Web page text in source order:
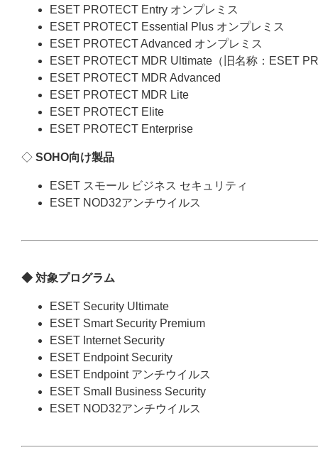
ESET PROTECT Entry オンプレミス
ESET PROTECT Essential Plus オンプレミス
ESET PROTECT Advanced オンプレミス
ESET PROTECT MDR Ultimate（旧名称：ESET
ESET PROTECT MDR Advanced
ESET PROTECT MDR Lite
ESET PROTECT Elite
ESET PROTECT Enterprise
◇ SOHO向け製品
ESET スモール ビジネス セキュリティ
ESET NOD32アンチウイルス
◆ 対象プログラム
ESET Security Ultimate
ESET Smart Security Premium
ESET Internet Security
ESET Endpoint Security
ESET Endpoint アンチウイルス
ESET Small Business Security
ESET NOD32アンチウイルス